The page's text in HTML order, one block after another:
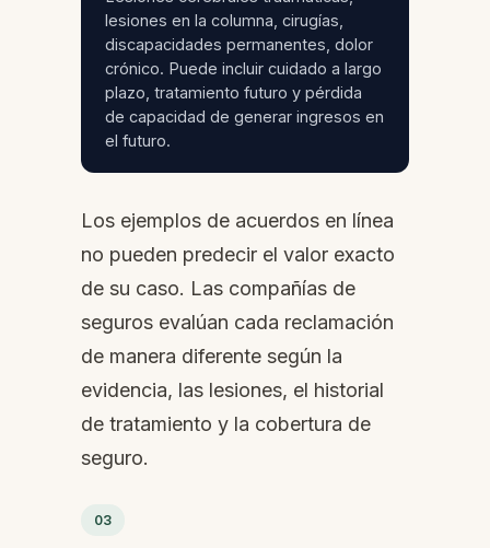
lesiones en la columna, cirugías,
discapacidades permanentes, dolor
crónico. Puede incluir cuidado a largo
plazo, tratamiento futuro y pérdida
de capacidad de generar ingresos en
el futuro.
Los ejemplos de acuerdos en línea
no pueden predecir el valor exacto
de su caso. Las compañías de
seguros evalúan cada reclamación
de manera diferente según la
evidencia, las lesiones, el historial
de tratamiento y la cobertura de
seguro.
03